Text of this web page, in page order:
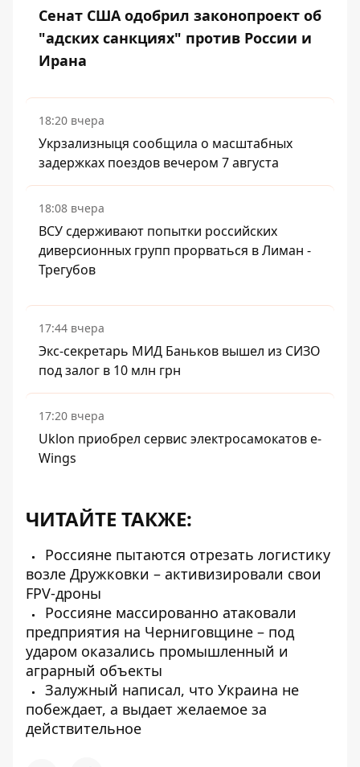
Сенат США одобрил законопроект об
"адских санкциях" против России и
Ирана
18:20 вчера
Укрзализныця сообщила о масштабных
задержках поездов вечером 7 августа
18:08 вчера
ВСУ сдерживают попытки российских
диверсионных групп прорваться в Лиман -
Трегубов
17:44 вчера
Экс-секретарь МИД Баньков вышел из СИЗО
под залог в 10 млн грн
17:20 вчера
Uklon приобрел сервис электросамокатов e-
Wings
ЧИТАЙТЕ ТАКЖЕ:
Россияне пытаются отрезать логистику
возле Дружковки – активизировали свои
FPV-дроны
Россияне массированно атаковали
предприятия на Черниговщине – под
ударом оказались промышленный и
аграрный объекты
Залужный написал, что Украина не
побеждает, а выдает желаемое за
действительное